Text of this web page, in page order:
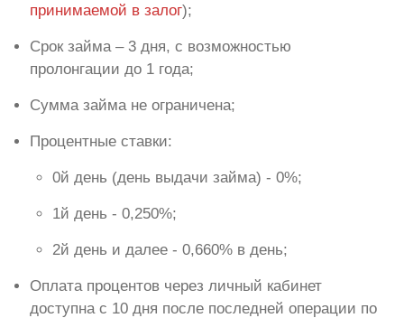
принимаемой в залог);
Срок займа – 3 дня, с возможностью
пролонгации до 1 года;
Сумма займа не ограничена;
Процентные ставки:
0й день (день выдачи займа) - 0%;
1й день - 0,250%;
2й день и далее - 0,660% в день;
Оплата процентов через личный кабинет
доступна с 10 дня после последней операции по